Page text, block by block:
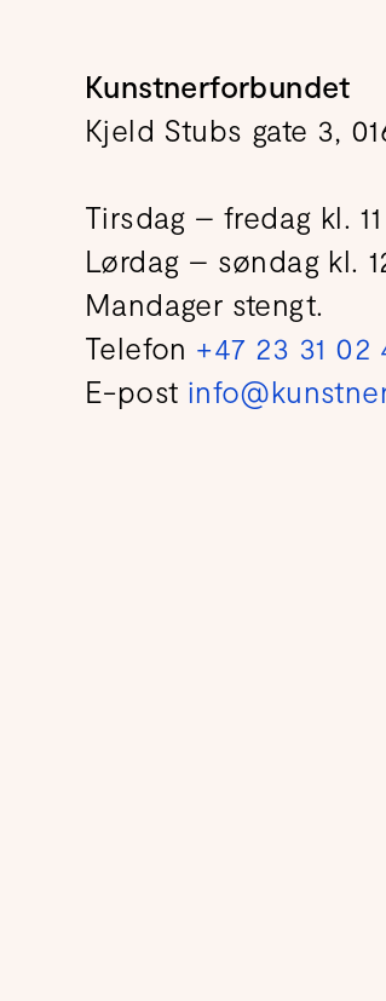
Kunstnerforbundet
Kjeld Stubs gate 3,
Tirsdag – fredag kl.
Lørdag – søndag kl.
Mandager stengt.
Telefon +47 23 31 02
E-post